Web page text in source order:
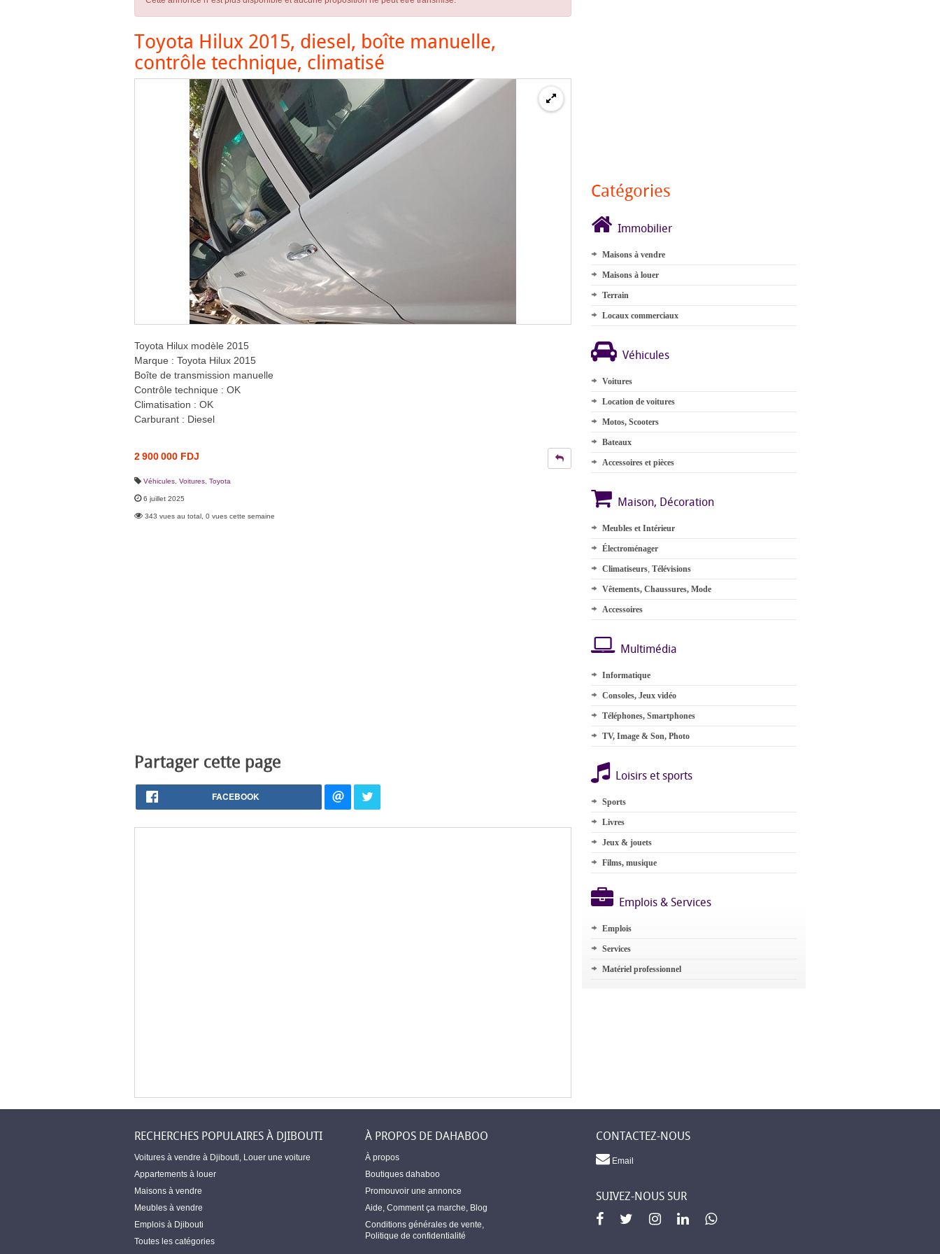
Toyota Hilux 2015, diesel, boîte manuelle,
contrôle technique, climatisé
Toyota Hilux modèle 2015
Marque : Toyota Hilux 2015
Boîte de transmission manuelle
Contrôle technique : OK
Climatisation : OK
Carburant : Diesel
2 900 000 FDJ
Véhicules Voitures Toyota
6 juillet 2025
343 vues au total, 0 vues cette semaine
Partager cette page
FACEBOOK
Catégories
Immobilier
Maisons à vendre
Maisons à louer
Terrain
Locaux commerciaux
Véhicules
Voitures
Location de voitures
Motos, Scooters
Bateaux
Accessoires et pièces
Maison, Décoration
Meubles et Intérieur
Électroménager
Climatiseurs, Télévisions
Vêtements, Chaussures, Mode
Accessoires
Multimédia
Informatique
Consoles, Jeux vidéo
Téléphones, Smartphones
TV, Image & Son, Photo
Loisirs et sports
Sports
Livres
Jeux & jouets
Films, musique
Emplois & Services
Emplois
Services
Matériel professionnel
RECHERCHES POPULAIRES À DJIBOUTI
Voitures à vendre à Djibouti Louer une voiture
Appartements à louer
Maisons à vendre
Meubles à vendre
Emplois à Djibouti
Toutes les catégories
À PROPOS DE DAHABOO
À propos
Boutiques dahaboo
Promouvoir une annonce
Aide Comment ça marche Blog
Conditions générales de vente
Politique de confidentialité
CONTACTEZ-NOUS
Email
SUIVEZ-NOUS SUR